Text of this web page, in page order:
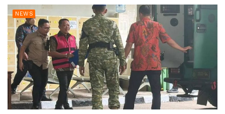
NEWS